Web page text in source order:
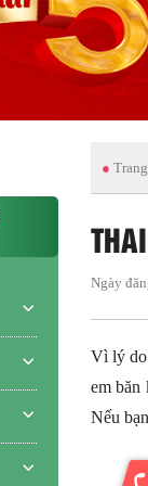
●
Ngày
Vì lý do
em băn
Nếu